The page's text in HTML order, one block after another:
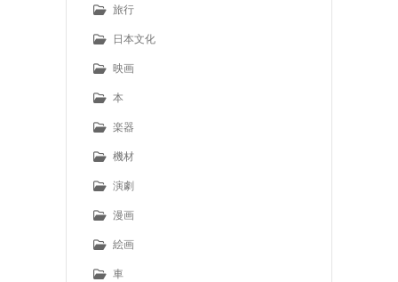
旅行
日本文化
映画
本
楽器
機材
演劇
漫画
絵画
車